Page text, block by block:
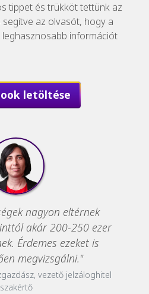
tippet és trükköt tettünk az
az olvasót, hogy a
információt
letöltése
nagyon eltérnek
akár 200-250 ezer
Érdemes ezeket is
megvizsgálni."
vezető jelzáloghitel
szakértő